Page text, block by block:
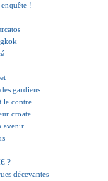
!
gardiens
le contre
croate
avenir
?
décevantes